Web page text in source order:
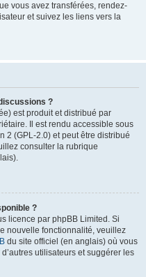
vous avez transférées, rendez-
et suivez les liens vers la
?
est produit et distribué par
Il est rendu accessible sous
2 (GPL-2.0) et peut être distribué
consulter la rubrique
?
licence par phpBB Limited. Si
nouvelle fonctionnalité, veuillez
du site officiel (en anglais) où vous
utilisateurs et suggérer les